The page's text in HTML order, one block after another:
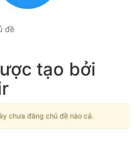
đề
tạo bởi
chưa đăng chủ đề nào cả.